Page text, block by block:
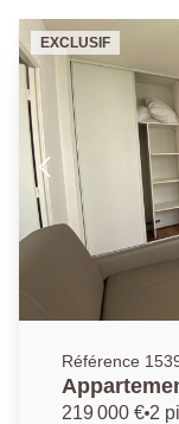
EXCLUSIF
Référence
219 000 € 2